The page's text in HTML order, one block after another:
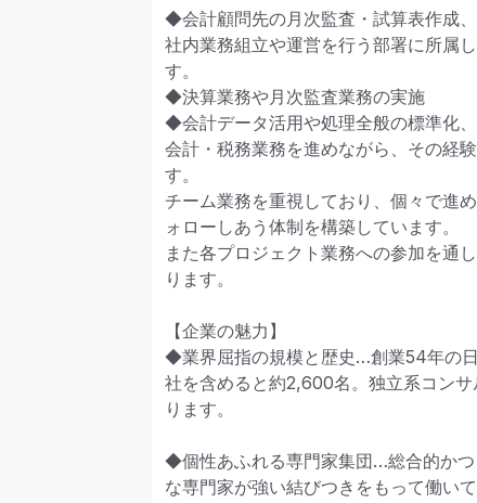
◆会計顧問先の月次監査・試算表作成
社内業務組立や運営を行う部署に所属
す。
◆決算業務や月次監査業務の実施
◆会計データ活用や処理全般の標準化
会計・税務業務を進めながら、その経
す。
チーム業務を重視しており、個々で進
ォローしあう体制を構築しています。
また各プロジェクト業務への参加を通
ります。
【企業の魅力】
◆業界屈指の規模と歴史…創業54年の
社を含めると約2,600名。独立系コン
ります。
◆個性あふれる専門家集団…総合的かつ
な専門家が強い結びつきをもって働い